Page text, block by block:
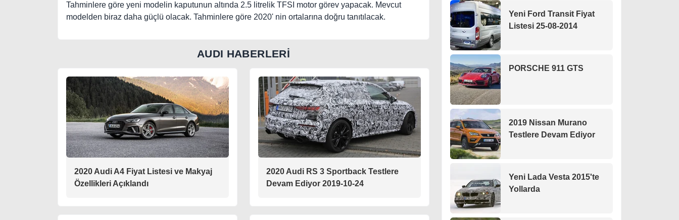
Tahminlere göre yeni modelin kaputunun altında 2.5 litrelik TFSI motor görev yapacak. Mevcut
modelden biraz daha güçlü olacak. Tahminlere göre 2020' nin ortalarına doğru tanıtılacak.
AUDI HABERLERİ
2020 Audi A4 Fiyat Listesi ve Makyaj
Özellikleri Açıklandı
2020 Audi RS 3 Sportback Testlere
Devam Ediyor 2019-10-24
Yeni Ford Transit Fiyat
Listesi 25-08-2014
PORSCHE 911 GTS
2019 Nissan Murano
Testlere Devam Ediyor
Yeni Lada Vesta 2015'te
Yollarda